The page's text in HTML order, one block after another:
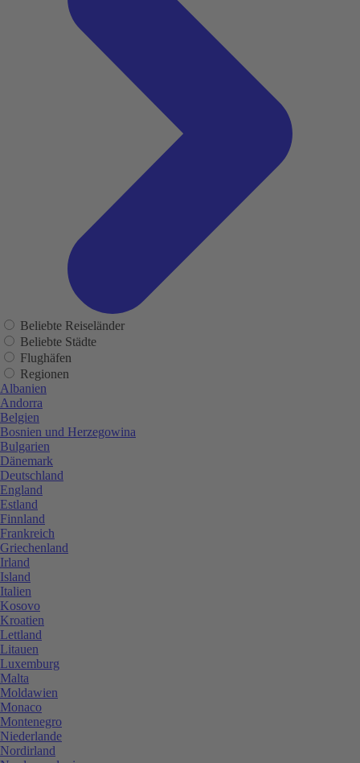
Beliebte Reiseländer
Beliebte Städte
Flughäfen
Regionen
Albanien
Andorra
Belgien
Bosnien und Herzegowina
Bulgarien
Dänemark
Deutschland
England
Estland
Finnland
Frankreich
Griechenland
Irland
Island
Italien
Kosovo
Kroatien
Lettland
Litauen
Luxemburg
Malta
Moldawien
Monaco
Montenegro
Niederlande
Nordirland